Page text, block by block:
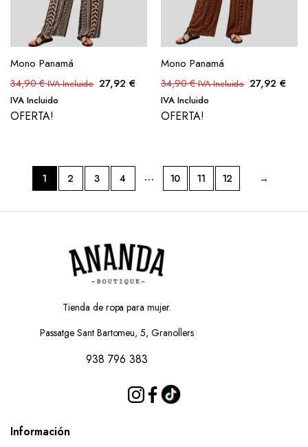
Mono Panamá
34,90€ IVA Incluido 27,92€
IVA Incluido
OFERTA!
Mono Panamá
34,90€ IVA Incluido 27,92€
IVA Incluido
OFERTA!
1 2 3 4 … 10 11 12 →
Tienda de ropa para mujer.
Passatge Sant Bartomeu, 5, Granollers
938 796 383
Información